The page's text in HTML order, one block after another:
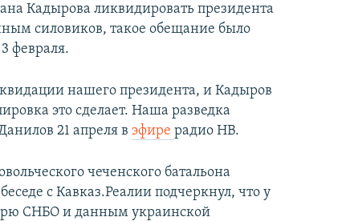
Кадырова ликвидировать президента
силовиков, такое обещание было
февраля.
нашего президента, и Кадыров
это сделает. Наша разведка
21 апреля вэфирерадио НВ.
чеченского батальона
с Кавказ.Реалии подчеркнул, что у
СНБО и данным украинской